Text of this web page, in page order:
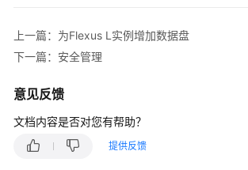
实
例
硬
概
述
上一篇：为Flexus L实例增加数据盘
下一篇：安全管理
意见反馈
文档内容是否对您有帮助？
提供反馈